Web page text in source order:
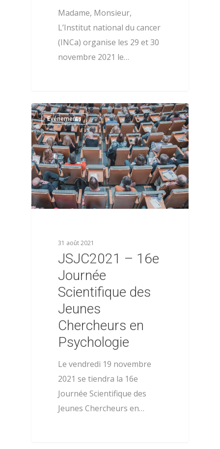
Madame, Monsieur,
L’Institut national du cancer
(INCa) organise les 29 et 30
novembre 2021 le…
Evénements
31 août 2021
JSJC2021 – 16e
Journée
Scientifique des
Jeunes
Chercheurs en
Psychologie
Le vendredi 19 novembre
2021 se tiendra la 16e
Journée Scientifique des
Jeunes Chercheurs en…
0